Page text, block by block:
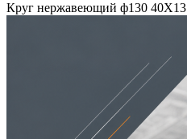
Круг нержавеющий ф130 40Х13